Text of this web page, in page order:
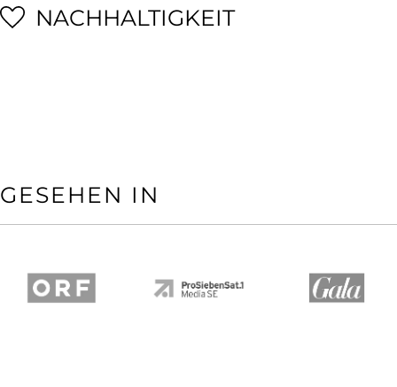
NACHHALTIGKEIT
GESEHEN IN